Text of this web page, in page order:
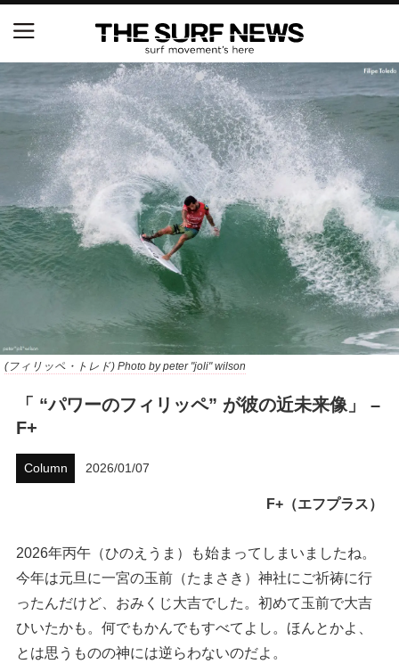
(フィリッペ・トレド) Photo by peter "joli" wilson
「 “パワーのフィリッペ” が彼の近未来像」 –
F+
Column 2026/01/07
F+（エフプラス）
2026年丙午（ひのえうま）も始まってしまいましたね。
今年は元旦に一宮の玉前（たまさき）神社にご祈祷に行
ったんだけど、おみくじ大吉でした。初めて玉前で大吉
ひいたかも。何でもかんでもすべてよし。ほんとかよ、
とは思うものの神には逆らわないのだよ。
NSAと茅ヶ崎市が包括連携協定を締結 自治体との
協定は全国初、サーフィンを軸に地域活性化へ
【五十嵐カノア独占インタビュー】旧友レオ、ジャ
ックとの豪華プライベートセッション
S.ONE ショート＆ロング開幕戦・現地リポート（高
橋みなと）
ニュース
ホリデースタイル
イベント・リリース